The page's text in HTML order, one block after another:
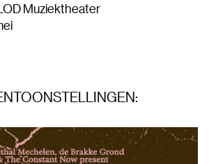
Muziektheater